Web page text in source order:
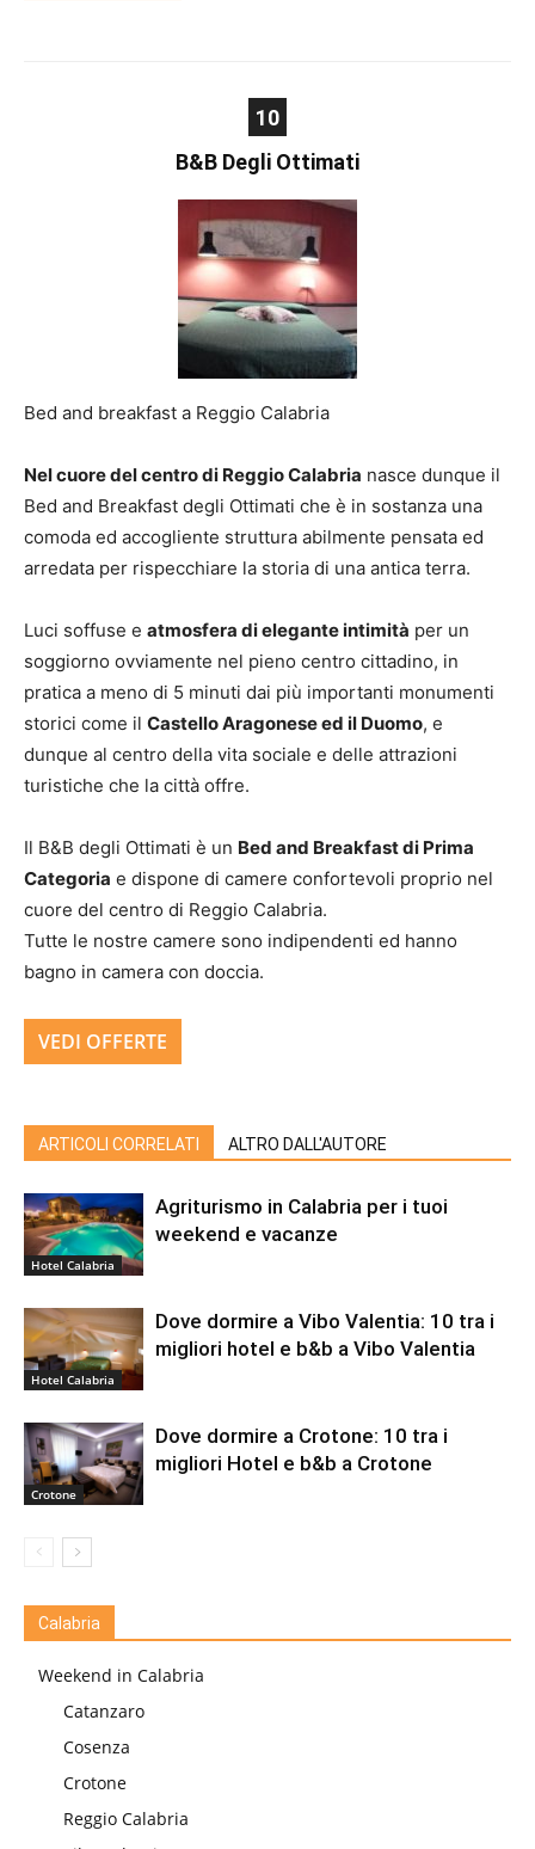
10
B&B Degli Ottimati
Bed and breakfast a Reggio Calabria
Nel cuore del centro di Reggio Calabria nasce dunque il
Bed and Breakfast degli Ottimati che è in sostanza una
comoda ed accogliente struttura abilmente pensata ed
arredata per rispecchiare la storia di una antica terra.
Luci soffuse e atmosfera di elegante intimità per un
soggiorno ovviamente nel pieno centro cittadino, in
pratica a meno di 5 minuti dai più importanti monumenti
storici come il Castello Aragonese ed il Duomo, e
dunque al centro della vita sociale e delle attrazioni
turistiche che la città offre.
Il B&B degli Ottimati è un Bed and Breakfast di Prima
Categoria e dispone di camere confortevoli proprio nel
cuore del centro di Reggio Calabria.
Tutte le nostre camere sono indipendenti ed hanno
bagno in camera con doccia.
VEDI OFFERTE
ARTICOLI CORRELATI ALTRO DALL'AUTORE
Hotel Calabria
Agriturismo in Calabria per i tuoi
weekend e vacanze
Hotel Calabria
Dove dormire a Vibo Valentia: 10 tra i
migliori hotel e b&b a Vibo Valentia
Crotone
Dove dormire a Crotone: 10 tra i
migliori Hotel e b&b a Crotone
Calabria
Weekend in Calabria
Catanzaro
Cosenza
Crotone
Reggio Calabria